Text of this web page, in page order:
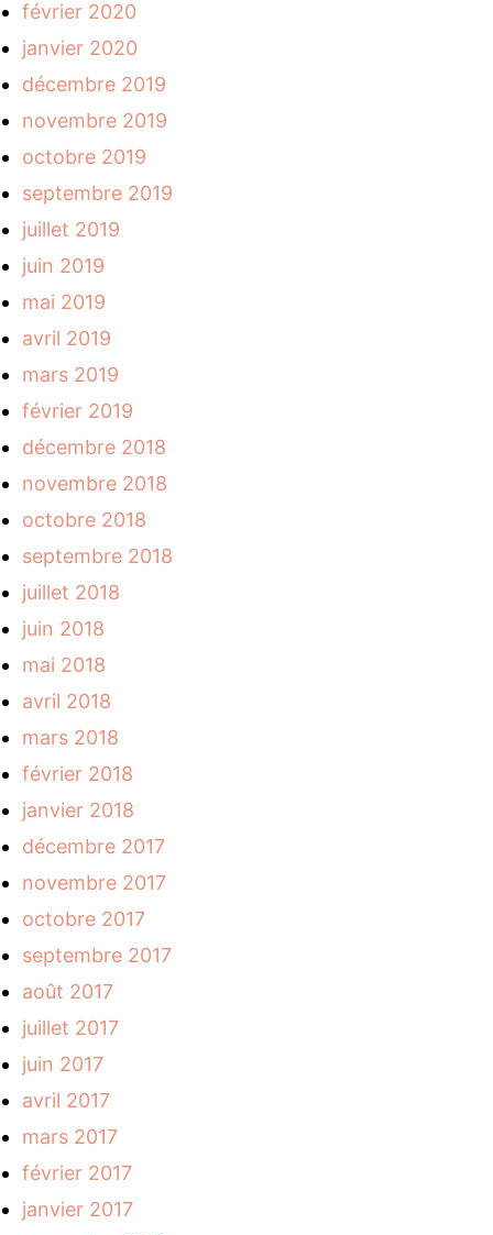
février 2020
janvier 2020
décembre 2019
novembre 2019
octobre 2019
septembre 2019
juillet 2019
juin 2019
mai 2019
avril 2019
mars 2019
février 2019
décembre 2018
novembre 2018
octobre 2018
septembre 2018
juillet 2018
juin 2018
mai 2018
avril 2018
mars 2018
février 2018
janvier 2018
décembre 2017
novembre 2017
octobre 2017
septembre 2017
août 2017
juillet 2017
juin 2017
avril 2017
mars 2017
février 2017
janvier 2017